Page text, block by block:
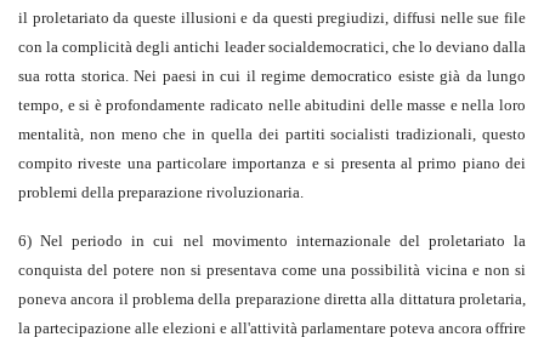
il proletariato da queste illusioni e da questi pregiudizi, diffusi nelle sue file
con la complicità degli antichi leader socialdemocratici, che lo deviano dalla
sua rotta storica. Nei paesi in cui il regime democratico esiste già da lungo
tempo, e si è profondamente radicato nelle abitudini delle masse e nella loro
mentalità, non meno che in quella dei partiti socialisti tradizionali, questo
compito riveste una particolare importanza e si presenta al primo piano dei
problemi della preparazione rivoluzionaria.
6) Nel periodo in cui nel movimento internazionale del proletariato la
conquista del potere non si presentava come una possibilità vicina e non si
poneva ancora il problema della preparazione diretta alla dittatura proletaria,
la partecipazione alle elezioni e all'attività parlamentare poteva ancora offrire